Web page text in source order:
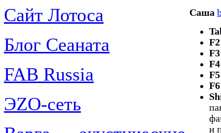
Сайт Лотоса
Блог Сеаната
FAB Russia
ЭZО-сеть
Саша
F2
F3
F4
F5
F6
и